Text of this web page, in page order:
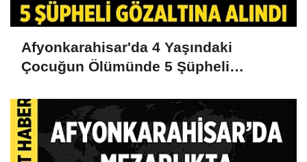
Afyonkarahisar'da 4 Yaşındaki
Çocuğun Ölümünde 5 Şüpheli